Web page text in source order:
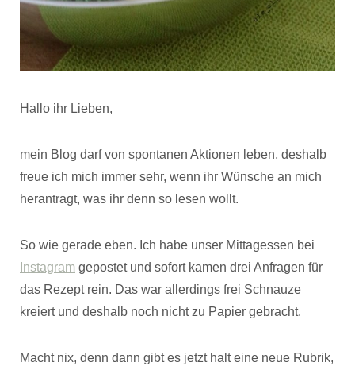
Hallo ihr Lieben,
mein Blog darf von spontanen Aktionen leben, deshalb
freue ich mich immer sehr, wenn ihr Wünsche an mich
herantragt, was ihr denn so lesen wollt.
So wie gerade eben. Ich habe unser Mittagessen bei
Instagram gepostet und sofort kamen drei Anfragen für
das Rezept rein. Das war allerdings frei Schnauze
kreiert und deshalb noch nicht zu Papier gebracht.
Macht nix, denn dann gibt es jetzt halt eine neue Rubrik,